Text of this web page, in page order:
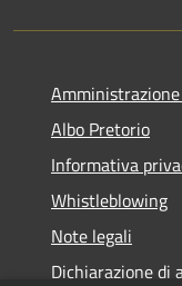
Albo Pretorio
Informativa
Whistleblowing
Note legali
Dichiarazione di